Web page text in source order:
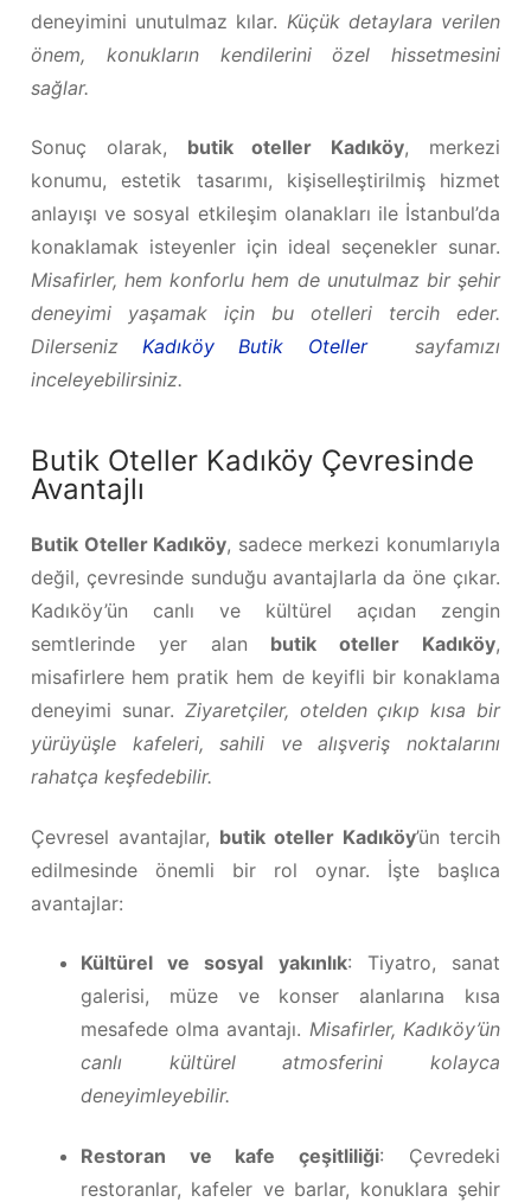
deneyimini unutulmaz kılar. Küçük detaylara verilen
önem, konukların kendilerini özel hissetmesini
sağlar.
Sonuç olarak, butik oteller Kadıköy, merkezi
konumu, estetik tasarımı, kişiselleştirilmiş hizmet
anlayışı ve sosyal etkileşim olanakları ile İstanbul’da
konaklamak isteyenler için ideal seçenekler sunar.
Misafirler, hem konforlu hem de unutulmaz bir şehir
deneyimi yaşamak için bu otelleri tercih eder.
DilersenizKadıköy Butik Otellersayfamızı
inceleyebilirsiniz.
Butik Oteller Kadıköy Çevresinde
Avantajlı
Butik Oteller Kadıköy, sadece merkezi konumlarıyla
değil, çevresinde sunduğu avantajlarla da öne çıkar.
Kadıköy’ün canlı ve kültürel açıdan zengin
semtlerinde yer alan butik oteller Kadıköy,
misafirlere hem pratik hem de keyifli bir konaklama
deneyimi sunar. Ziyaretçiler, otelden çıkıp kısa bir
yürüyüşle kafeleri, sahili ve alışveriş noktalarını
rahatça keşfedebilir.
Çevresel avantajlar, butik oteller Kadıköy’ün tercih
edilmesinde önemli bir rol oynar. İşte başlıca
avantajlar:
Kültürel ve sosyal yakınlık: Tiyatro, sanat
galerisi, müze ve konser alanlarına kısa
mesafede olma avantajı. Misafirler, Kadıköy’ün
canlı kültürel atmosferini kolayca
deneyimleyebilir.
Restoran ve kafe çeşitliliği: Çevredeki
restoranlar, kafeler ve barlar, konuklara şehir